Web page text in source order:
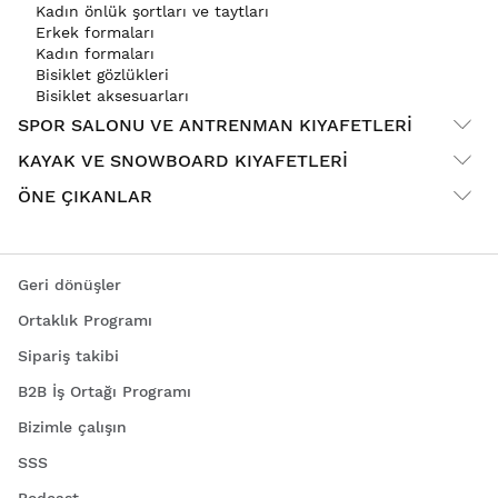
önlemek için nefes alabilen ve çabuk kuruyan malzemenin
yanı sıra rahat ancak çok gevşek olmaması gereken uyum
gibi faktörleri göz önünde bulundurmak önemlidir.
Havalandırma panelleri veya nem yönetimi teknolojisi gibi
Spor sweatshirtleri, fiziksel aktiviteler sırasında aktif ve
rahat kalmak isteyen herkes için vazgeçilmez bir
yardımcıdır. Piyasada bulunan geniş seçenek yelpazesi ile
ihtiyaçlarınıza ve tarzınıza uygun mükemmel sweatshirt'ü
Kadın önlük şortları ve taytları
Erkek formaları
Kadın formaları
Bisiklet gözlükleri
Bisiklet aksesuarları
SPOR SALONU VE ANTRENMAN KIYAFETLERI
KAYAK VE SNOWBOARD KIYAFETLERI
ÖNE ÇIKANLAR
Geri dönüşler
Ortaklık Programı
Sipariş takibi
B2B İş Ortağı Programı
Bizimle çalışın
SSS